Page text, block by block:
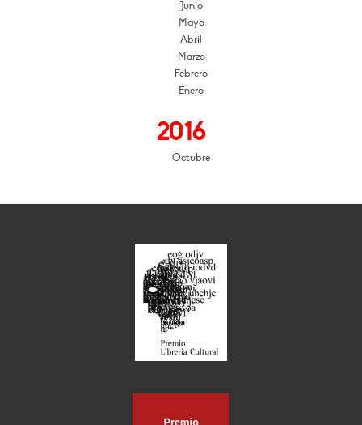
Junio
Mayo
Abril
Marzo
Febrero
Enero
2016
Octubre